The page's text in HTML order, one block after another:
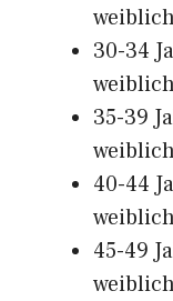
30-34
35-39
40-44
45-49